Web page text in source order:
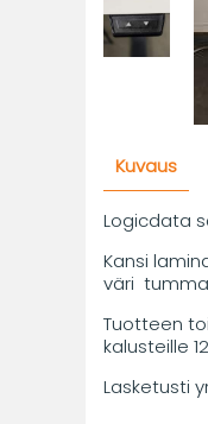
Kuvaus
Logicdata
Kansi
väri
Tuotteen
kalusteille
Lasketusti